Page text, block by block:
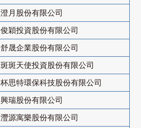
澄月股份有限公司
俊穎投資股份有限公司
舒晟企業股份有限公司
斑斑天使投資股份有限公司
杯思特環保科技股份有限公司
興瑞股份有限公司
灃源寓樂股份有限公司